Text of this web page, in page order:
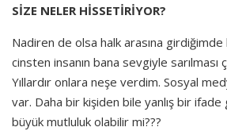
SİZE NELER HİSSETİRİYOR?
Nadiren de olsa halk arasına
cinsten insanın bana sevgiyle sarılması
Yıllardır onlara neşe verdim. Sosyal
var. Daha bir kişiden bile yanlış bir ifade
büyük mutluluk olabilir mi???